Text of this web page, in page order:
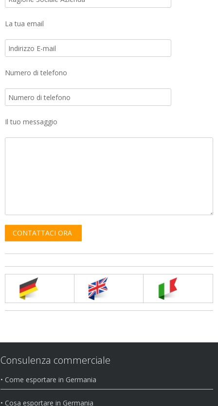
La tua email
Numero di telefono
Il tuo messaggio
Consulenza commerciale
• Come esportare in Germania
• Cosa esportare in Germania